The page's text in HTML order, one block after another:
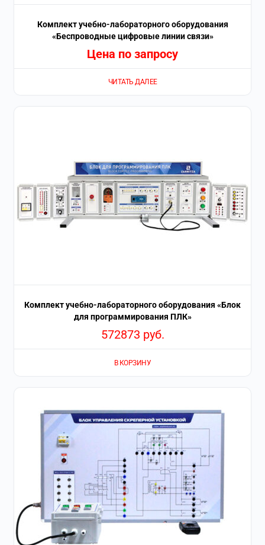
Комплект учебно-лабораторного оборудования
«Беспроводные цифровые линии связи»
Цена по запросу
ЧИТАТЬ ДАЛЕЕ
Комплект учебно-лабораторного оборудования «Блок
для программирования ПЛК»
572873 руб.
В КОРЗИНУ